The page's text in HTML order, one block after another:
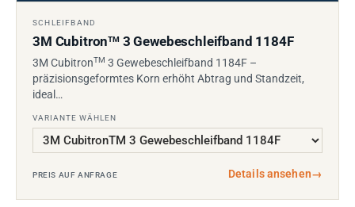
SCHLEIFBAND
3M CubitronTM3 Gewebeschleifband 1184F
3M CubitronTM 3 Gewebeschleifband 1184F –
präzisionsgeformtes Korn erhöht Abtrag und Standzeit,
ideal…
VARIANTE WÄHLEN
PREIS AUF ANFRAGE Details ansehen→